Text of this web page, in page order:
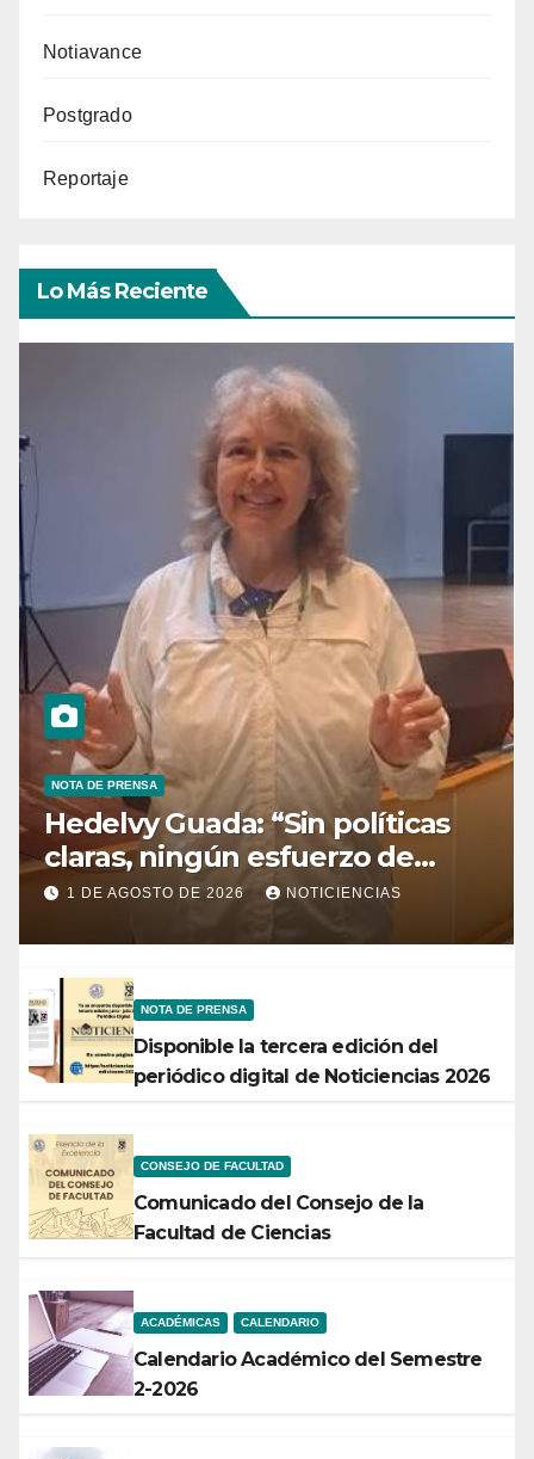
Notiavance
Postgrado
Reportaje
Lo Más Reciente
NOTA DE PRENSA
Hedelvy Guada: “Sin políticas
claras, ningún esfuerzo de
conservación rendirá frutos”
1 DE AGOSTO DE 2026 NOTICIENCIAS
NOTA DE PRENSA
Disponible la tercera edición del
periódico digital de Noticiencias 2026
CONSEJO DE FACULTAD
Comunicado del Consejo de la
Facultad de Ciencias
ACADÉMICAS CALENDARIO
Calendario Académico del Semestre
2-2026